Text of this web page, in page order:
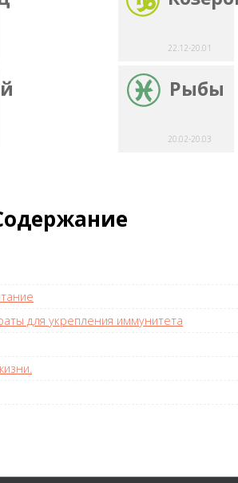
22.12-20.01
Рыбы
20.02-20.03
для укрепления иммунитета